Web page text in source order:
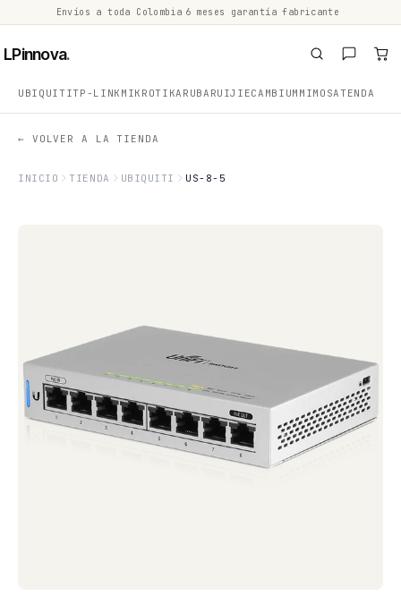
Envíos a toda Colombia 6 meses garantía fabricante
LPinnova.
UBIQUITITP-LINK MIKROTIKARUBA RUIJIECAMBIUM MIMOSATENDA
← VOLVER A LA TIENDA
INICIO TIENDA UBIQUITI US-8-5